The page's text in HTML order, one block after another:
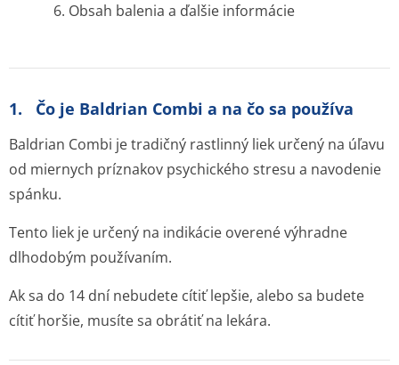
6. Obsah balenia a ďalšie informácie
1. Čo je Baldrian Combi a na čo sa používa
Baldrian Combi je tradičný rastlinný liek určený na úľavu
od miernych príznakov psychického stresu a navodenie
spánku.
Tento liek je určený na indikácie overené výhradne
dlhodobým používaním.
Ak sa do 14 dní nebudete cítiť lepšie, alebo sa budete
cítiť horšie, musíte sa obrátiť na lekára.